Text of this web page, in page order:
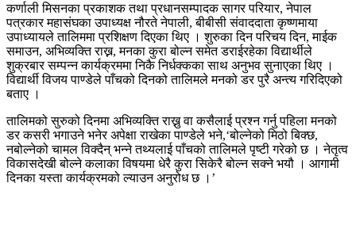
कर्णाली मिसनका प्रकाशक तथा प्रधानसम्पादक सागर परियार, नेपाल
पत्रकार महासंघका उपाध्यक्ष नौरते नेपाली, बीबीसी संवाददाता कृष्णमाया
उपाध्यायले तालिममा प्रशिक्षण दिएका थिए । शुरुका दिन परिचय दिन, माईक
समाउन, अभिव्यक्ति राख्न, मनका कुरा बोल्न समेत डराईरहेका विद्यार्थीले
शुक्रबार सम्पन्न कार्यक्रममा निकै निर्धक्कका साथ अनुभव सुनाएका थिए ।
विद्यार्थी विजय पाण्डेले पाँचको दिनको तालिमले मनको डर पुरै अन्त्य गरिदिएको
बताए ।
तालिमको सुरुको दिनमा अभिव्यक्ति राख्नु वा कसैलाई प्रश्न गर्नु पहिला मनको
डर कसरी भगाउने भनेर अपेक्षा राखेका पाण्डेले भने,‘बोल्नेको मिठो बिक्छ,
नबोल्नेको चामल विक्दैन् भन्ने तथ्यलाई पाँचको तालिमले पृष्टी गरेको छ । नेतृत्व
विकासदेखी बोल्ने कलाका विषयमा धेरै कुरा सिकेरै बोल्न सक्ने भयौ । आगामी
दिनका यस्ता कार्यक्रमको ल्याउन अनुरोध छ ।’